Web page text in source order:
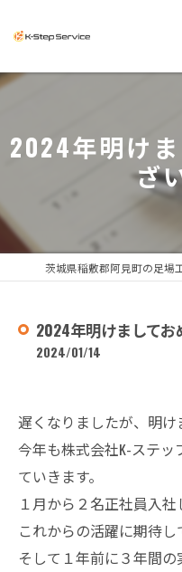
2024年明け
ざ
2024年明けましてお
2024/01/14
遅くなりましたが、明け
今年も株式会社K-ステッ
ていきます。
１月から２名正社員入社
これからの活躍に期待し
そして１年前に３年間